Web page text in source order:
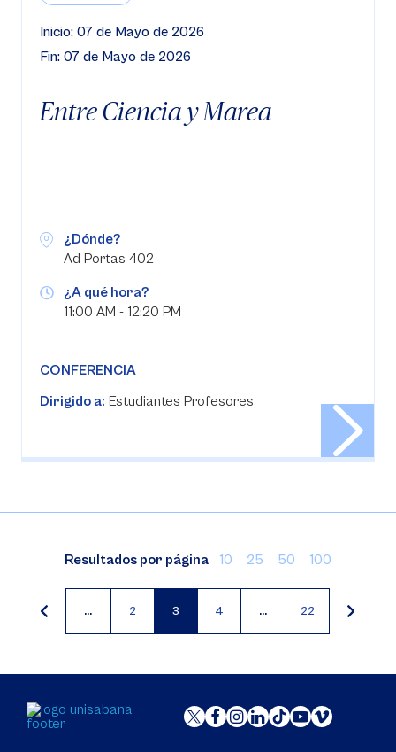
Inicio: 07 de Mayo de 2026
Fin: 07 de Mayo de 2026
Entre Ciencia y Marea
¿Dónde?
Ad Portas 402
¿A qué hora?
11:00 AM - 12:20 PM
CONFERENCIA
Dirigido a: Estudiantes Profesores
Resultados por página 10 25 50 100
…
Página
2
Página
actual
3
Página
4 … 22